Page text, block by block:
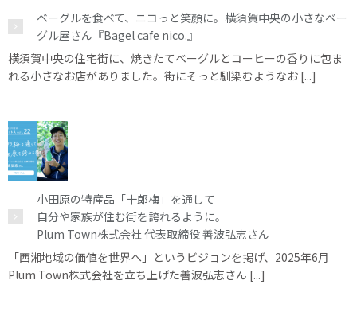
ベーグルを食べて、ニコっと笑顔に。横須賀中央の小さなベー
グル屋さん『Bagel cafe nico.』
横須賀中央の住宅街に、焼きたてベーグルとコーヒーの香りに包ま
れる小さなお店がありました。街にそっと馴染むようなお [...]
小田原の特産品「十郎梅」を通して
自分や家族が住む街を誇れるように。
Plum Town株式会社 代表取締役 善波弘志さん
「西湘地域の価値を世界へ」というビジョンを掲げ、2025年6月
Plum Town株式会社を立ち上げた善波弘志さん [...]